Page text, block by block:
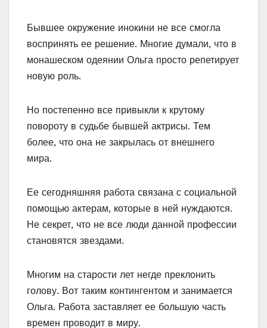
Бывшее окружение инокини не все смогла
воспринять ее решение. Многие думали, что в
монашеском одеянии Ольга просто репетирует
новую роль.
Но постепенно все привыкли к крутому
повороту в судьбе бывшей актрисы. Тем
более, что она не закрылась от внешнего
мира.
Ее сегодняшняя работа связана с социальной
помощью актерам, которые в ней нуждаются.
Не секрет, что не все люди данной профессии
становятся звездами.
Многим на старости лет негде преклонить
голову. Вот таким контингентом и занимается
Ольга. Работа заставляет ее большую часть
времен проводит в миру.